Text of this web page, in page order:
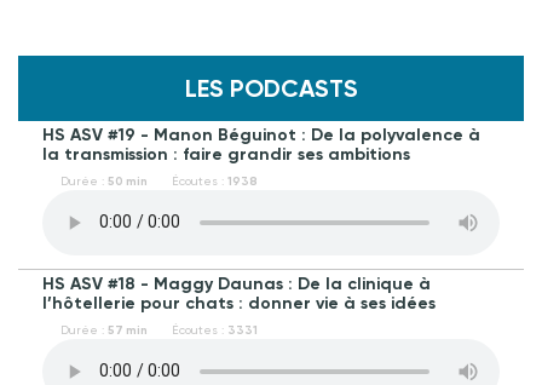
LES PODCASTS
HS ASV #19 - Manon Béguinot : De la polyvalence à
la transmission : faire grandir ses ambitions
Durée : 50 min Écoutes : 1938
HS ASV #18 - Maggy Daunas : De la clinique à
l’hôtellerie pour chats : donner vie à ses idées
Durée : 57 min Écoutes : 3331